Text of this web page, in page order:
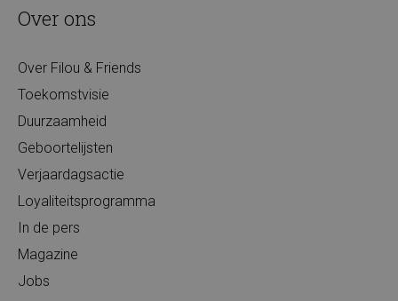
Over ons
Over Filou & Friends
Toekomstvisie
Duurzaamheid
Geboortelijsten
Verjaardagsactie
Loyaliteitsprogramma
In de pers
Magazine
Jobs